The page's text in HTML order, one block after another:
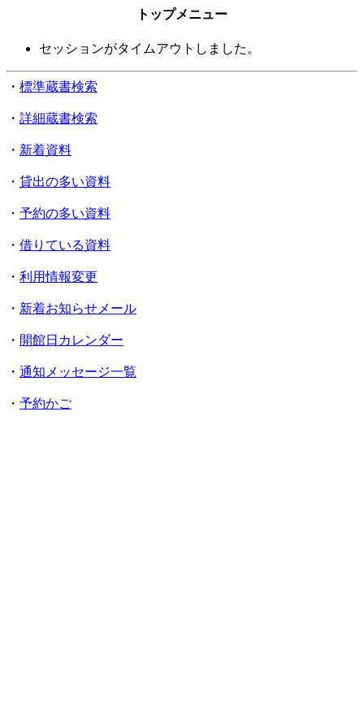
トップメニュー
セッションがタイムアウトしました。
・ 標準蔵書検索
・ 詳細蔵書検索
・ 新着資料
・ 貸出の多い資料
・ 予約の多い資料
・ 借りている資料
・ 利用情報変更
・ 新着お知らせメール
・ 開館日カレンダー
・ 通知メッセージ一覧
・ 予約かご